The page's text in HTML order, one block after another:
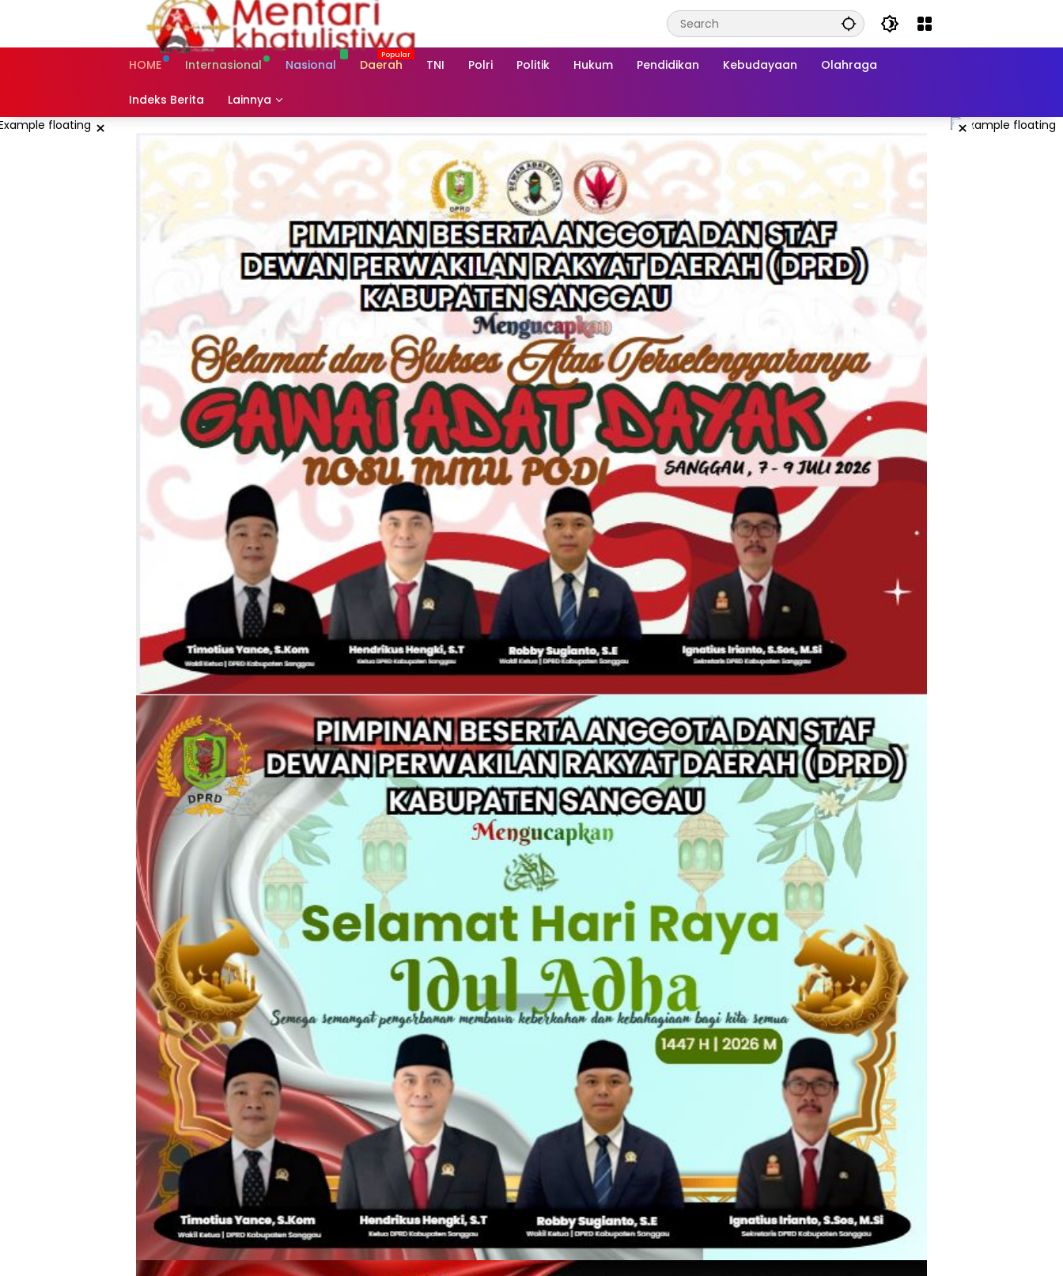
HOME
Internasional Nasional Daerah TNI Polri Politik Hukum Pendidikan Kebudayaan Olahraga
Indeks Berita Lainnya
× ×